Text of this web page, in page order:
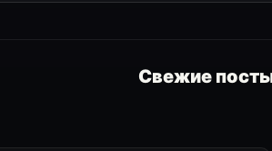
Свежие